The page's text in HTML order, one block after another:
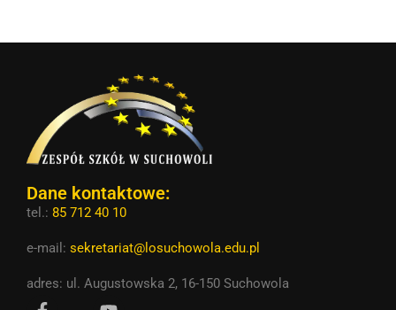
Dane kontaktowe:
tel.: 85 712 40 10
e-mail: sekretariat@losuchowola.edu.pl
adres: ul. Augustowska 2, 16-150 Suchowola